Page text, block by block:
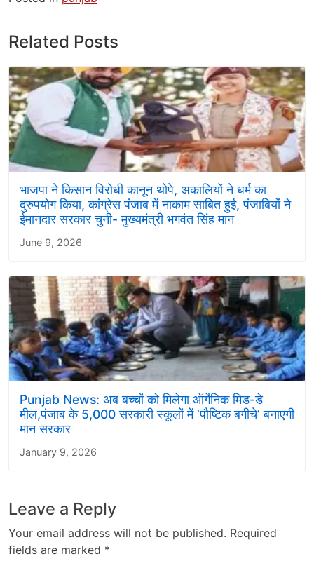
Related Posts
भाजपा ने किसान विरोधी कानून थोपे, अकालियों ने धर्म का
दुरुपयोग किया, कांग्रेस पंजाब में नाकाम साबित हुई, पंजाबियों ने
ईमानदार सरकार चुनी- मुख्यमंत्री भगवंत सिंह मान
June 9, 2026
Punjab News: अब बच्चों को मिलेगा ऑर्गेनिक मिड-डे
मील,पंजाब के 5,000 सरकारी स्कूलों में ‘पौष्टिक बगीचे’ बनाएगी
मान सरकार
January 9, 2026
Leave a Reply
Your email address will not be published. Required
fields are marked *